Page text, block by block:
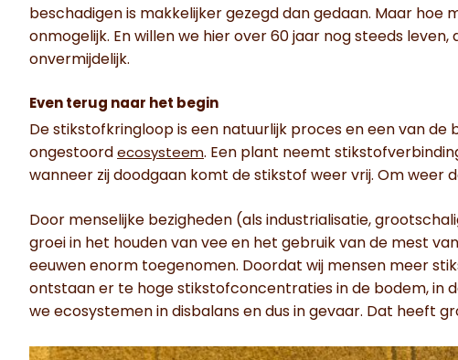
beschadigen is makkelijker gezegd dan gedaan. Maar hoe
onmogelijk. En willen we hier over 60 jaar nog steeds
onvermijdelijk.
Even terug naar het begin
De stikstofkringloop is een natuurlijk proces en een van de
ongestoord ecosysteem. Een plant neemt
wanneer zij doodgaan komt de stikstof weer vrij. Om weer
Door menselijke bezigheden (als industrialisatie,
groei in het houden van vee en het gebruik van de mest
eeuwen enorm toegenomen. Doordat wij mensen meer
ontstaan er te hoge stikstofconcentraties in de bodem, in
we ecosystemen in disbalans en dus in gevaar. Dat heeft